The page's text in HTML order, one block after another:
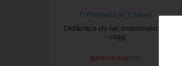
1º Primaria (6-7 años)
Didáctica de las matemáticas
- ragg
@RAULGALLEGO